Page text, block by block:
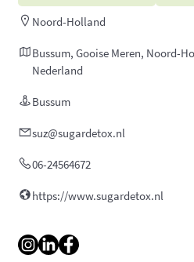
Noord-Holland
Bussum, Gooise Meren, Noord-
Nederland
Bussum
suz@sugardetox.nl
06-24564672
https://www.sugardetox.nl